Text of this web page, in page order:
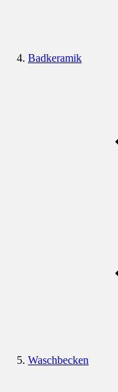
Badkeramik
Waschbecken